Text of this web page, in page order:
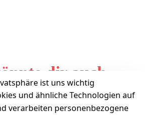
dir auch
gefallen
ist uns wichtig
und ähnliche Technologien auf
verarbeiten personenbezogene